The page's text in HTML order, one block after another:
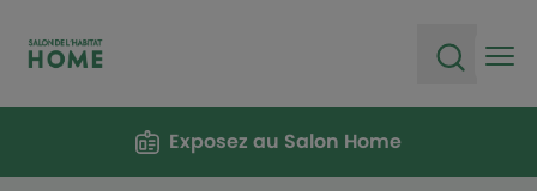
Exposez au Salon Home